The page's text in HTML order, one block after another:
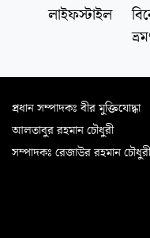
লাইফস্টাইল
প্রধান সম্পাদকঃ বীর মুক্তিযোদ্ধা
আলতাবুর রহমান চৌধুরী
সম্পাদকঃ রেজাউর রহমান চৌধুরী